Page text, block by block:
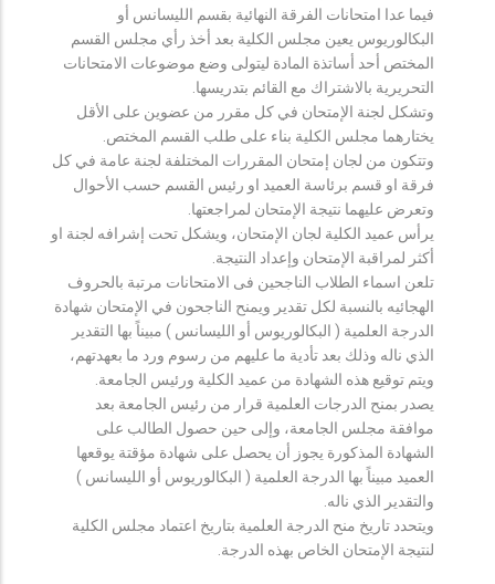
فيما عدا امتحانات الفرقة النهائية بقسم الليسانس أو
البكالوريوس يعين مجلس الكلية بعد أخذ رأي مجلس القسم
المختص أحد أساتذة المادة ليتولى وضع موضوعات الامتحانات
التحريرية بالاشتراك مع القائم بتدريسها.
وتشكل لجنة الإمتحان في كل مقرر من عضوين على الأقل
يختارهما مجلس الكلية بناء على طلب القسم المختص.
وتتكون من لجان إمتحان المقررات المختلفة لجنة عامة في كل
فرقة او قسم برئاسة العميد او رئيس القسم حسب الأحوال
وتعرض عليهما نتيجة الإمتحان لمراجعتها.
يرأس عميد الكلية لجان الإمتحان، ويشكل تحت إشرافه لجنة او
أكثر لمراقبة الإمتحان وإعداد النتيجة.
تلعن اسماء الطلاب الناجحين فى الامتحانات مرتبة بالحروف
الهجائيه بالنسبة لكل تقدير ويمنح الناجحون في الإمتحان شهادة
الدرجة العلمية ( البكالوريوس أو الليسانس ) مبيناً بها التقدير
الذي ناله وذلك بعد تأدية ما عليهم من رسوم ورد ما بعهدتهم،
ويتم توقيع هذه الشهادة من عميد الكلية ورئيس الجامعة.
يصدر بمنح الدرجات العلمية قرار من رئيس الجامعة بعد
موافقة مجلس الجامعة، وإلى حين حصول الطالب على
الشهادة المذكورة يجوز أن يحصل على شهادة مؤقتة يوقعها
العميد مبيناً بها الدرجة العلمية ( البكالوريوس أو الليسانس )
والتقدير الذي ناله.
ويتحدد تاريخ منح الدرجة العلمية بتاريخ اعتماد مجلس الكلية
لنتيجة الإمتحان الخاص بهذه الدرجة.